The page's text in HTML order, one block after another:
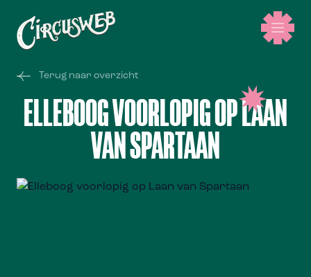
Terug naar overzicht
ELLEBOOG VOORLOPIG OP LAAN
VAN SPARTAAN